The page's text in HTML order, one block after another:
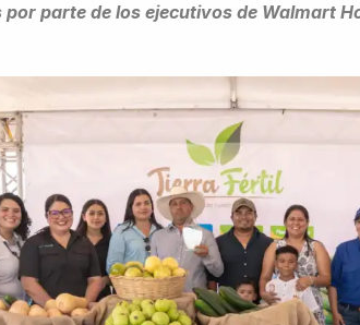
por parte de los ejecutivos de Walmart